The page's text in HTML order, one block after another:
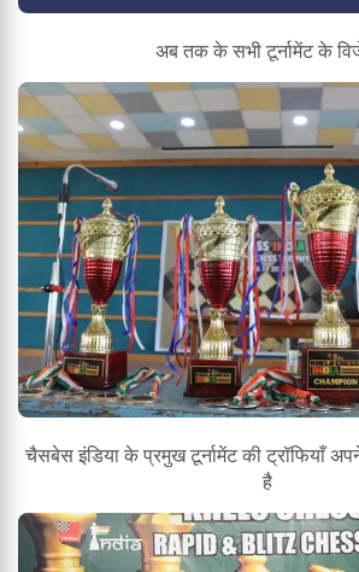
अब तक के सभी टूर्नामेंट के
चैसबेस इंडिया के प्रमुख टूर्नामेंट की ट्रॉफियाँ
है